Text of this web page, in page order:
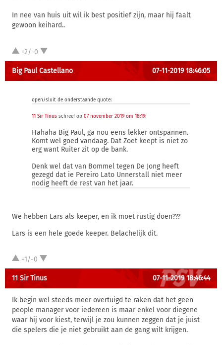
In nee van huis uit wil ik best positief zijn, maar hij faalt
gewoon keihard..
+2/-0
Big Paul Castellano 07-11-2019 18:46:05
open/sluit de onderstaande quote:
11 Sir Tinus schreef op 07 november 2019 om 18:19:
Hahaha Big Paul, ga nou eens lekker ontspannen.
Komt wel goed vandaag. Dat Zoet keept is niet zo
erg want Ruiter zit op de bank.
Denk wel dat van Bommel tegen De Jong heeft
gezegd dat ie Pereiro Lato Unnerstall niet meer
nodig heeft de rest van het jaar.
We hebben Lars als keeper, en ik moet rustig doen???
Lars is een hele goede keeper. Belachelijk dit.
+1/-0
11 Sir Tinus 07-11-2019 18:46:44
Ik begin wel steeds meer overtuigd te raken dat het geen
people manager voor iedereen is maar enkel voor diegene
waar hij voor kiest, terwijl je zou kunnen zeggen dat je juist
die spelers die je niet gebruikt aan de gang wilt krijgen.